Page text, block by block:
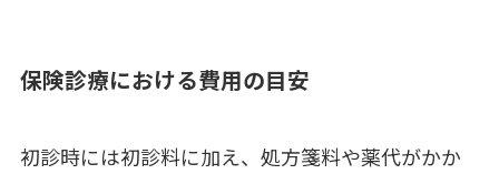
保険診療における費用の目安
初診時には初診料に加え、処方箋料や薬代がかか